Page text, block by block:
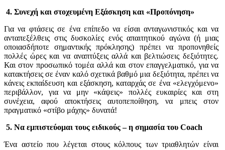
4. Συνεχή και στοχευμένη Εξάσκηση και «Προπόνηση»
Για να φτάσεις σε ένα επίπεδο να είσαι ανταγωνιστικός και να
ανταπεξέλθεις στις δυσκολίες ενός απαιτητικού αγώνα (ή μιας
οποιασδήποτε σημαντικής πρόκλησης) πρέπει να προπονηθείς
πολλές ώρες και να αναπτύξεις αλλά και βελτιώσεις δεξιότητες.
Και στον προσωπικό τομέα αλλά και στον επαγγελματικό, για να
κατακτήσεις σε έναν καλό σχετικά βαθμό μια δεξιότητα, πρέπει να
κάνεις εκπαίδευση και εξάσκηση, καταρχάς σε ένα «ελεγχόμενο»
περιβάλλον, για να μην «κάψεις» πολλές ευκαιρίες και στη
συνέχεια, αφού αποκτήσεις αυτοπεποίθηση, να μπεις στον
πραγματικό «στίβο μάχης» δυνατά!
5. Να εμπιστεύομαι τους ειδικούς – η σημασία του Coach
Ένα αστείο που λέγεται στους κόλπους των τριαθλητών είναι